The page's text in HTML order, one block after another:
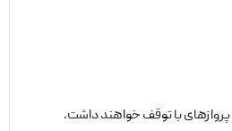
با توقف خواهند داشت.